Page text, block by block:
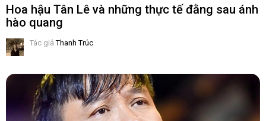
Hoa hậu Tân Lê và những thực tế đằng sau ánh
hào quang
Tác giả Thanh Trúc